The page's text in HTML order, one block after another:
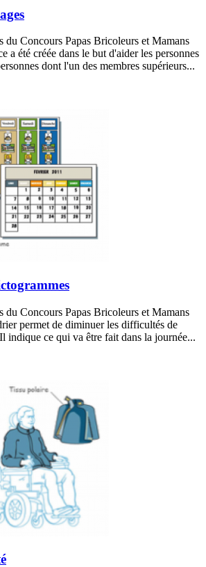
du Concours Papas Bricoleurs et Mamans
a été créée dans le but d'aider les personnes
dont l'un des membres supérieurs...
du Concours Papas Bricoleurs et Mamans
permet de diminuer les difficultés de
indique ce qui va être fait dans la journée...